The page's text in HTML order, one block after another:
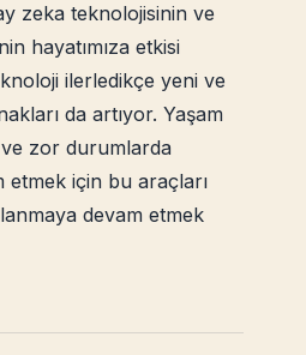
zeka teknolojisinin ve
hayatımıza etkisi
ilerledikçe yeni ve
da artıyor. Yaşam
zor durumlarda
etmek için bu araçları
devam etmek